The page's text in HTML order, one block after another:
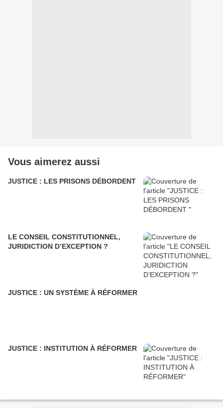
Vous aimerez aussi
JUSTICE : LES PRISONS DÉBORDENT
LE CONSEIL CONSTITUTIONNEL,
JURIDICTION D’EXCEPTION ?
JUSTICE : UN SYSTÈME À RÉFORMER
JUSTICE : INSTITUTION À RÉFORMER